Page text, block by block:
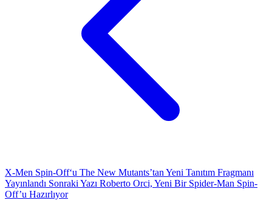
X-Men Spin-Off‘u The New Mutants’tan Yeni Tanıtım Fragmanı
Yayınlandı Sonraki Yazı Roberto Orci, Yeni Bir Spider-Man Spin-
Off’u Hazırlıyor